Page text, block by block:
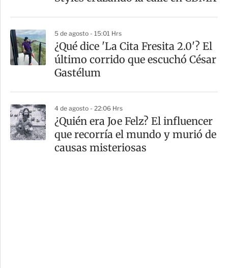
5 de agosto - 15:01 Hrs
¿Qué dice 'La Cita Fresita 2.0'? El
último corrido que escuchó César
Gastélum
4 de agosto - 22:06 Hrs
¿Quién era Joe Felz? El influencer
que recorría el mundo y murió de
causas misteriosas